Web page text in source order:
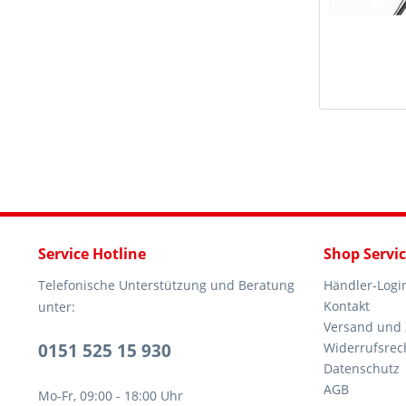
Service Hotline
Telefonische Unterstützung und Beratung
unter:
0151 525 15 930
Mo-Fr, 09:00 - 18:00 Uhr
Shop
Händler-
Kontakt
Versand
Datenschutz
AGB